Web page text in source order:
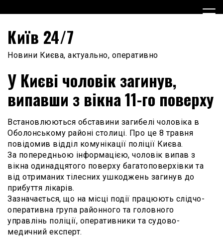
to
Київ 24/7
Новини Києва, актуально, оперативно
У Києві чоловік загинув,
випавши з вікна 11-го поверху
Встановлюються обставини загибелі чоловіка в
Оболонському районі столиці. Про це 8 травня
повідомив відділ комунікації поліції Києва.
За попередньою інформацією, чоловік випав з
вікна одинадцятого поверху багатоповерхівки та
від отриманих тілесних ушкоджень загинув до
прибуття лікарів.
Зазначається, що на місці події працюють слідчо-
оперативна група районного та головного
управлінь поліції, оперативники та судово-
медичний експерт.